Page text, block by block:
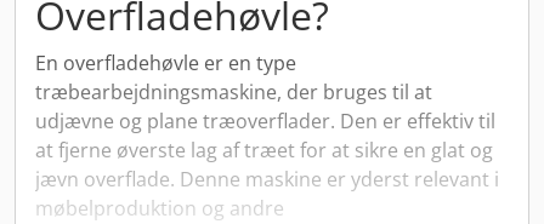
(l/b/h): 2530x850x1350 mm - vægt: 680 kg FORDELE Credpfx
Aqezkrqgsgof – polsk produktion – 4-knivs valse – bremse –
øvre betjeningspanel – støjdæmpende kam ved valsen –
DTR-dokumentation – brugt afretter, i meget god stand
Nettopris: 12.900 PLN Nettopris: 3.070 EUR afhængig af
kurs 4,2 EUR (Priser kan ændre sig med større udsving)
Overfladehøvle?
En overfladehøvle er en type
træbearbejdningsmaskine, der bruges til at
udjævne og plane træoverflader. Den er effektiv til
at fjerne øverste lag af træet for at sikre en glat og
jævn overflade. Denne maskine er yderst relevant i
møbelproduktion og andre